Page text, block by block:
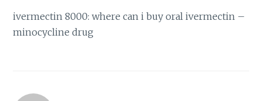
ivermectin 8000:where can i buy oral ivermectin –
minocycline drug